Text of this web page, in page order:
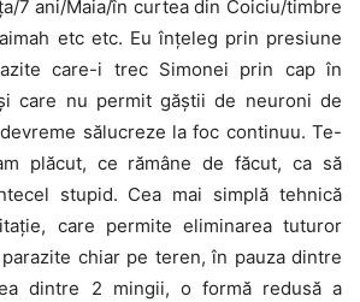
7 ani/Maia/în curtea din Coiciu/timbre
etc etc. Eu înțeleg prin presiune
care-i trec Simonei prin cap în
care nu permit găștii de neuroni de
sălucreze la foc continuu. Te-
plăcut, ce rămâne de făcut, ca să
stupid. Cea mai simplă tehnică
care permite eliminarea tuturor
chiar pe teren, în pauza dintre
dintre 2 mingii, o formă redusă a